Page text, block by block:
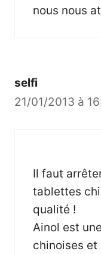
nous nous
selfi
21/01/2013 à
Il faut
tablettes
qualité !
Ainol est
chinoises